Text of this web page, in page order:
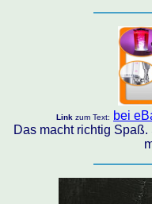
Link zum Text:
bei
Das macht richtig